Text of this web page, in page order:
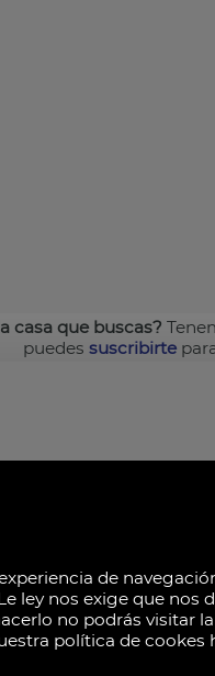
casa que buscas?
puedes suscribirte
España
619831246
de
ley nos exige que nos
no podrás visitar
política de cookes